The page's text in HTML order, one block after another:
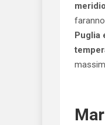
Puglia